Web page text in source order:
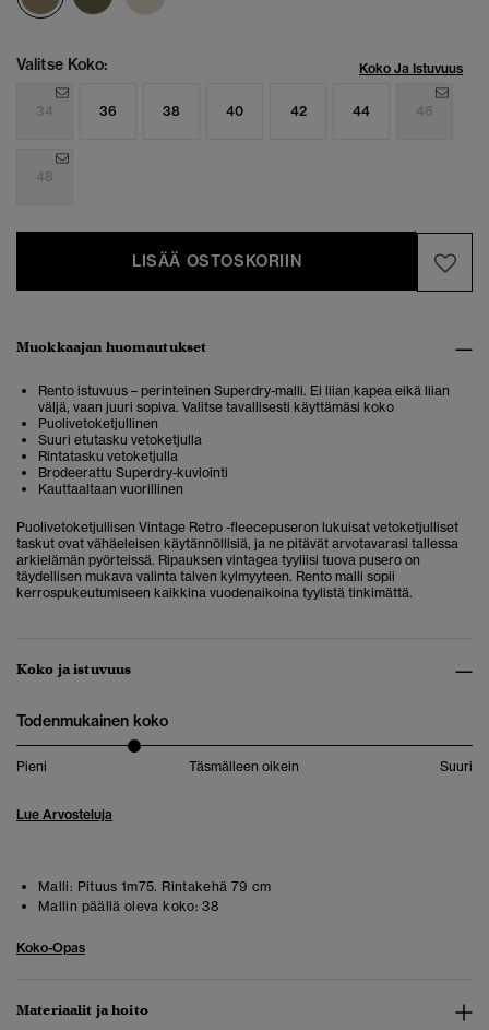
Valitse Koko: Koko Ja Istuvuus
34 36 38 40 42 44 46
48
LISÄÄ OSTOSKORIIN
Muokkaajan huomautukset
Rento istuvuus – perinteinen Superdry-malli. Ei liian kapea eikä liian
väljä, vaan juuri sopiva. Valitse tavallisesti käyttämäsi koko
Puolivetoketjullinen
Suuri etutasku vetoketjulla
Rintatasku vetoketjulla
Brodeerattu Superdry-kuviointi
Kauttaaltaan vuorillinen
Puolivetoketjullisen Vintage Retro -fleecepuseron lukuisat vetoketjulliset
taskut ovat vähäeleisen käytännöllisiä, ja ne pitävät arvotavarasi tallessa
arkielämän pyörteissä. Ripauksen vintagea tyyliisi tuova pusero on
täydellisen mukava valinta talven kylmyyteen. Rento malli sopii
kerrospukeutumiseen kaikkina vuodenaikoina tyylistä tinkimättä.
Koko ja istuvuus
Todenmukainen koko
Pieni Täsmälleen oikein Suuri
Lue Arvosteluja
Malli: Pituus 1m75. Rintakehä 79 cm
Mallin päällä oleva koko: 38
Koko-Opas
Materiaalit ja hoito